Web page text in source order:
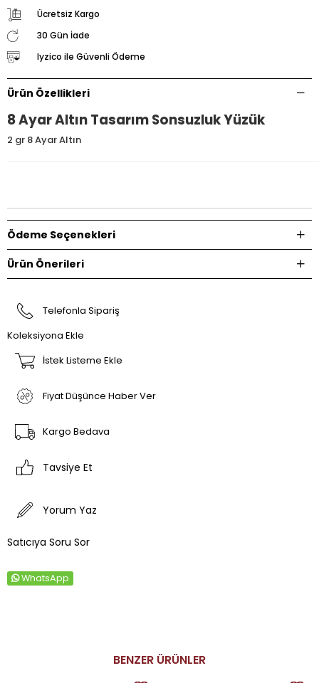
Ücretsiz Kargo
30 Gün İade
Iyzico ile Güvenli Ödeme
Ürün Özellikleri
8 Ayar Altın Tasarım Sonsuzluk Yüzük
2 gr 8 Ayar Altın
Ödeme Seçenekleri
Ürün Önerileri
Telefonla Sipariş
Koleksiyona Ekle
İstek Listeme Ekle
Fiyat Düşünce Haber Ver
Kargo Bedava
Tavsiye Et
Yorum Yaz
Satıcıya Soru Sor
WhatsApp
BENZER ÜRÜNLER